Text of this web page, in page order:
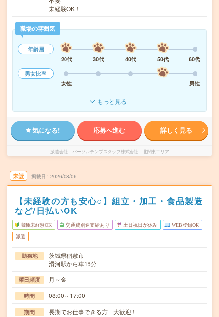
未経験OK！
職場の雰囲気
年齢層
20代
30代 40代 50代
60代
男女比率
女性
男性
もっと見る
気になる! 応募へ進む 詳しく見る
派遣会社 パーソルテンプスタッフ株式会社 北関東エリア
未読 掲載日 2026/08/06
【未経験の方も安心○】組立・加工・食品製造
など/日払いOK
職種未経験OK 交通費別途支給あり 土日祝日が休み WEB登録OK
派遣
勤務地
茨城県稲敷市
滑河駅から車16分
曜日頻度 月～金
時間 08:00～17:00
期間 長期でお仕事できる方、大歓迎！